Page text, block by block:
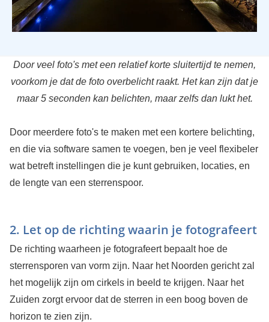
Door veel foto's met een relatief korte sluitertijd te nemen,
voorkom je dat de foto overbelicht raakt. Het kan zijn dat je
maar 5 seconden kan belichten, maar zelfs dan lukt het.
Door meerdere foto's te maken met een kortere belichting,
en die via software samen te voegen, ben je veel flexibeler
wat betreft instellingen die je kunt gebruiken, locaties, en
de lengte van een sterrenspoor.
2. Let op de richting waarin je fotografeert
De richting waarheen je fotografeert bepaalt hoe de
sterrensporen van vorm zijn. Naar het Noorden gericht zal
het mogelijk zijn om cirkels in beeld te krijgen. Naar het
Zuiden zorgt ervoor dat de sterren in een boog boven de
horizon te zien zijn.